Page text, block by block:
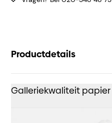
Productdetails
Galleriekwaliteit papier